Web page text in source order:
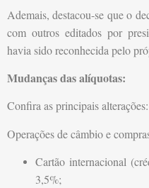
Ademais, destacou-se que o
com outros editados por
havia sido reconhecida pelo
Mudanças das alíquotas:
Confira as principais alterações:
Operações de câmbio e
Cartão internacional
3,5%;